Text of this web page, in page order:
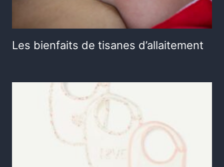
Les bienfaits de tisanes d’allaitement